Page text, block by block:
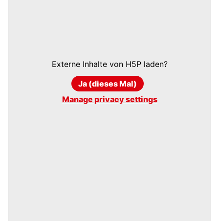
Externe Inhalte von H5Pladen?
Ja (dieses Mal)
Manage privacy settings